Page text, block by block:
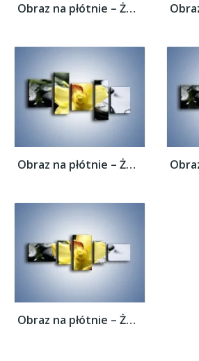
Obraz na płótnie – Żółty kwiat na mokrych...
Obraz na płótnie – Żółty kwiat na mokrych...
Obraz na płótnie – Żółty kwiat na mokrych...